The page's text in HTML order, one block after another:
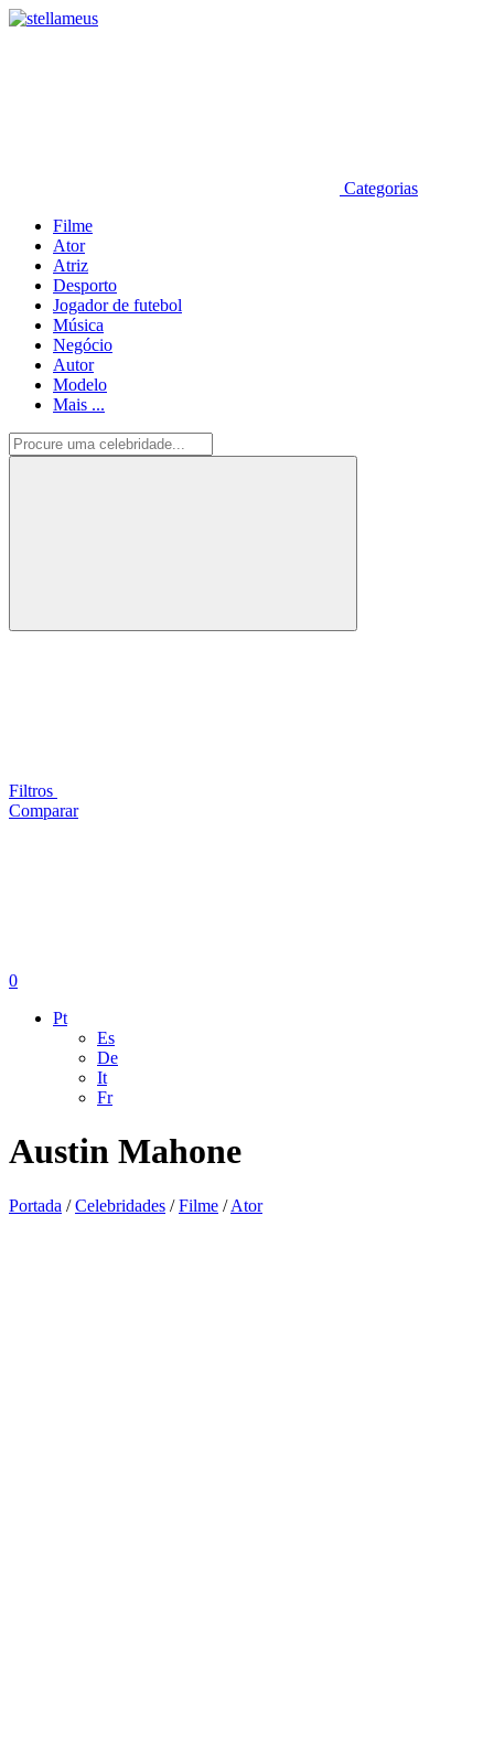
Categorias
Filme
Ator
Atriz
Desporto
Jogador de futebol
Música
Negócio
Autor
Modelo
Mais ...
Filtros
Comparar
0
Pt
Es
De
It
Fr
Austin Mahone
Portada /Celebridades /Filme /Ator